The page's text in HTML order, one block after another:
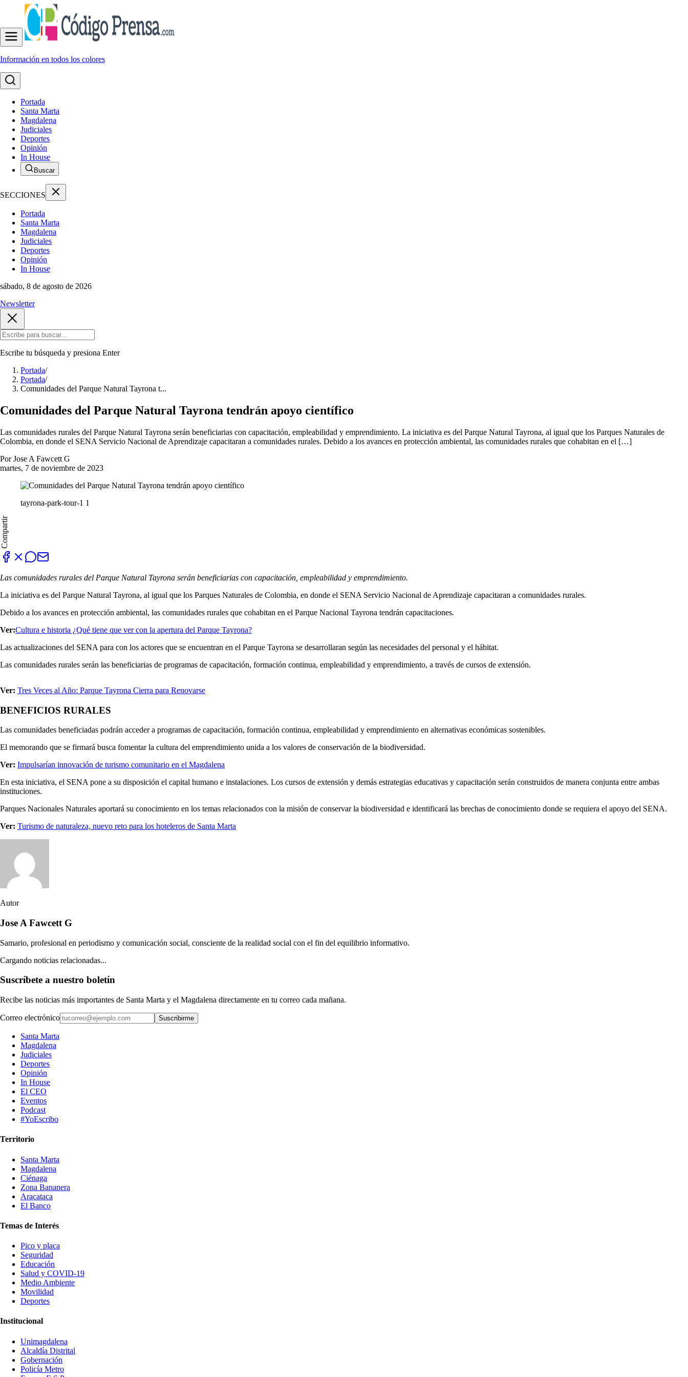
Información en todos los colores
Portada
Santa Marta
Magdalena
Judiciales
Deportes
Opinión
In House
Buscar
SECCIONES
Portada
Santa Marta
Magdalena
Judiciales
Deportes
Opinión
In House
sábado, 8 de agosto de 2026
Newsletter
Escribe tu búsqueda y presiona Enter
Portada/
Portada/
Comunidades del Parque Natural Tayrona t...
Comunidades del Parque Natural Tayrona tendrán apoyo científico
Las comunidades rurales del Parque Natural Tayrona serán beneficiarias con capacitación, empleabilidad y emprendimiento. La iniciativa es del Parque Natural Tayrona, al igual que los Parques Naturales de
Colombia, en donde el SENA Servicio Nacional de Aprendizaje capacitaran a comunidades rurales. Debido a los avances en protección ambiental, las comunidades rurales que cohabitan en el […]
Por Jose A Fawcett G
martes, 7 de noviembre de 2023
tayrona-park-tour-1 1
Compartir
Las comunidades rurales del Parque Natural Tayrona serán beneficiarias con capacitación, empleabilidad y emprendimiento.
La iniciativa es del Parque Natural Tayrona, al igual que los Parques Naturales de Colombia, en donde el SENA Servicio Nacional de Aprendizaje capacitaran a comunidades rurales.
Debido a los avances en protección ambiental, las comunidades rurales que cohabitan en el Parque Nacional Tayrona tendrán capacitaciones.
Ver:Cultura e historia ¿Qué tiene que ver con la apertura del Parque Tayrona?
Las actualizaciones del SENA para con los actores que se encuentran en el Parque Tayrona se desarrollaran según las necesidades del personal y el hábitat.
Las comunidades rurales serán las beneficiarias de programas de capacitación, formación continua, empleabilidad y emprendimiento, a través de cursos de extensión.
Ver: Tres Veces al Año: Parque Tayrona Cierra para Renovarse
BENEFICIOS RURALES
Las comunidades beneficiadas podrán acceder a programas de capacitación, formación continua, empleabilidad y emprendimiento en alternativas económicas sostenibles.
El memorando que se firmará busca fomentar la cultura del emprendimiento unida a los valores de conservación de la biodiversidad.
Ver: Impulsarían innovación de turismo comunitario en el Magdalena
En esta iniciativa, el SENA pone a su disposición el capital humano e instalaciones. Los cursos de extensión y demás estrategias educativas y capacitación serán construidos de manera conjunta entre ambas
instituciones.
Parques Nacionales Naturales aportará su conocimiento en los temas relacionados con la misión de conservar la biodiversidad e identificará las brechas de conocimiento donde se requiera el apoyo del SENA.
Ver: Turismo de naturaleza, nuevo reto para los hoteleros de Santa Marta
Autor
Jose A Fawcett G
Samario, profesional en periodismo y comunicación social, consciente de la realidad social con el fin del equilibrio informativo.
Cargando noticias relacionadas...
Suscríbete a nuestro boletín
Recibe las noticias más importantes de Santa Marta y el Magdalena directamente en tu correo cada mañana.
Correo electrónico Suscribirme
Santa Marta
Magdalena
Judiciales
Deportes
Opinión
In House
El CEO
Eventos
Podcast
#YoEscribo
Territorio
Santa Marta
Magdalena
Ciénaga
Zona Bananera
Aracataca
El Banco
Temas de Interés
Pico y placa
Seguridad
Educación
Salud y COVID-19
Medio Ambiente
Movilidad
Deportes
Institucional
Unimagdalena
Alcaldía Distrital
Gobernación
Policía Metro